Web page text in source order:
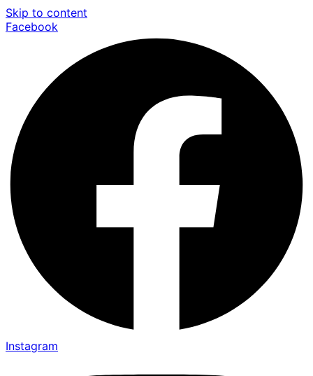
Skip to content
Facebook
Instagram